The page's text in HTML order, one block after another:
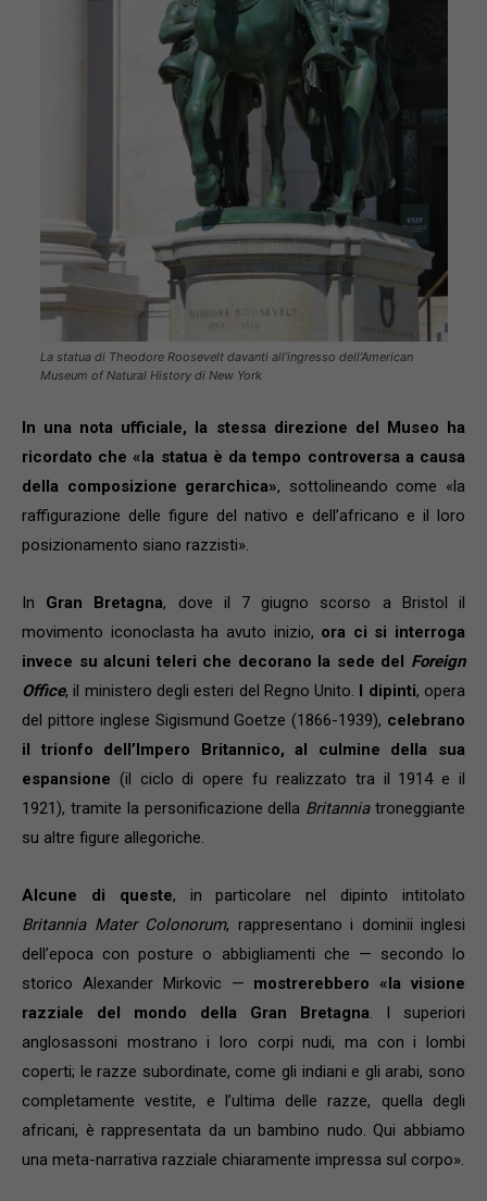
La statua di Theodore Roosevelt davanti all’ingresso dell’American
Museum of Natural History di New York
In una nota ufficiale, la stessa direzione del Museo ha
ricordato che «la statua è da tempo controversa a causa
della composizione gerarchica», sottolineando come «la
raffigurazione delle figure del nativo e dell’africano e il loro
posizionamento siano razzisti».
In Gran Bretagna, dove il 7 giugno scorso a Bristol il
movimento iconoclasta ha avuto inizio, ora ci si interroga
invece su alcuni teleri che decorano la sede del Foreign
Office, il ministero degli esteri del Regno Unito. I dipinti, opera
del pittore inglese Sigismund Goetze (1866-1939), celebrano
il trionfo dell’Impero Britannico, al culmine della sua
espansione (il ciclo di opere fu realizzato tra il 1914 e il
1921), tramite la personificazione della Britanniatroneggiante
su altre figure allegoriche.
Alcune di queste, in particolare nel dipinto intitolato
Britannia Mater Colonorum, rappresentano i dominii inglesi
dell’epoca con posture o abbigliamenti che — secondo lo
storico Alexander Mirkovic — mostrerebbero «la visione
razziale del mondo della Gran Bretagna. I superiori
anglosassoni mostrano i loro corpi nudi, ma con i lombi
coperti; le razze subordinate, come gli indiani e gli arabi, sono
completamente vestite, e l’ultima delle razze, quella degli
africani, è rappresentata da un bambino nudo. Qui abbiamo
una meta-narrativa razziale chiaramente impressa sul corpo».